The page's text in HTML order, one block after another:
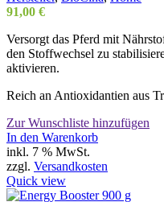
91,00 €
Versorgt das Pferd mit
den Stoffwechsel zu
aktivieren.
Reich an Antioxidantien aus
Zur Wunschliste hinzufügen
In den Warenkorb
inkl. 7 % MwSt.
zzgl. Versandkosten
Quick view